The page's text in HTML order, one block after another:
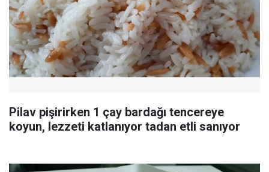
Pilav pişirirken 1 çay bardağı tencereye
koyun, lezzeti katlanıyor tadan etli sanıyor